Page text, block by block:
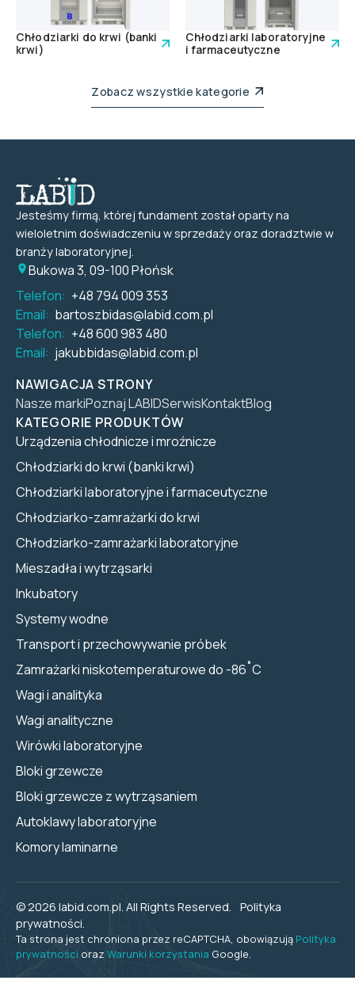
Chłodziarki do krwi (banki
krwi)
Chłodziarki laboratoryjne
i farmaceutyczne
Zobacz wszystkie kategorie
Jesteśmy firmą, której fundament został oparty na
wieloletnim doświadczeniu w sprzedaży oraz doradztwie w
branży laboratoryjnej.
Bukowa 3, 09-100 Płońsk
Telefon: +48 794 009 353
Email: bartoszbidas@labid.com.pl
Telefon: +48 600 983 480
Email: jakubbidas@labid.com.pl
NAWIGACJA STRONY
Nasze markiPoznaj LABIDSerwisKontaktBlog
KATEGORIE PRODUKTÓW
Urządzenia chłodnicze i mroźnicze
Chłodziarki do krwi (banki krwi)
Chłodziarki laboratoryjne i farmaceutyczne
Chłodziarko-zamrażarki do krwi
Chłodziarko-zamrażarki laboratoryjne
Mieszadła i wytrząsarki
Inkubatory
Systemy wodne
Transport i przechowywanie próbek
Zamrażarki niskotemperaturowe do -86˚C
Wagi i analityka
Wagi analityczne
Wirówki laboratoryjne
Bloki grzewcze
Bloki grzewcze z wytrząsaniem
Autoklawy laboratoryjne
Komory laminarne
© 2026 labid.com.pl. All Rights Reserved.
Polityka
prywatności.
Ta strona jest chroniona przez reCAPTCHA, obowiązują Polityka
prywatności oraz Warunki korzystania Google.